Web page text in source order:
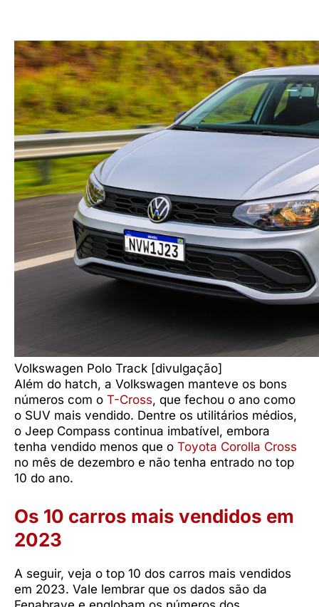
Volkswagen Polo Track [divulgação]
Além do hatch, a Volkswagen manteve os bons
números com o T-Cross, que fechou o ano como
o SUV mais vendido. Dentre os utilitários médios,
o Jeep Compass continua imbatível, embora
tenha vendido menos que o Toyota Corolla Cross
no mês de dezembro e não tenha entrado no top
10 do ano.
Os 10 carros mais vendidos em
2023
A seguir, veja o top 10 dos carros mais vendidos
em 2023. Vale lembrar que os dados são da